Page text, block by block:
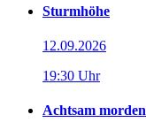
Sturmhöhe
12.09.2026
19:30 Uhr
Achtsam morden